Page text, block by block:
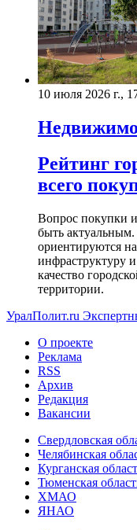
10 июля 2026 г.,
Рейтинг
всего
Вопрос покупки
быть
ориентируются
инфраструктуру
качество
территории.
УралПолит.ru
О проекте
Реклама
RSS
Архив
Редакция
Вакансии
Свердловская
Челябинская
Курганская
Тюменская
ХМАО
ЯНАО